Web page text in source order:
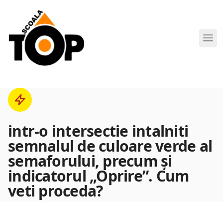
Scoala de Soferi TOP navigation
intr-o intersectie intalniti
semnalul de culoare verde al
semaforului, precum şi
indicatorul „Oprire”. Cum
veti proceda?